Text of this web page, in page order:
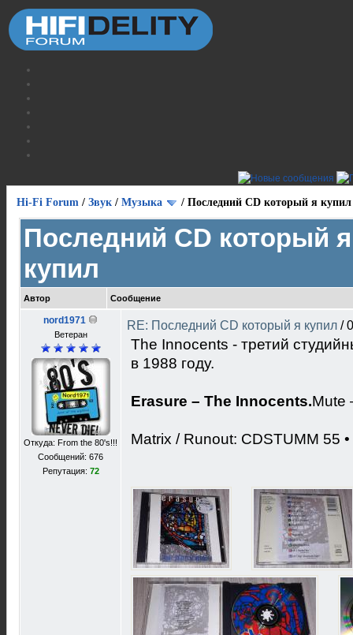
Hi-Fi Forum / Звук / Музыка / Последний CD который я купил
Последний CD который я
купил
Автор Сообщение
nord1971
Ветеран
Откуда: From the 80's!!!
Сообщений: 676
Репутация: 72
RE: Последний CD который я купил /
The Innocents - третий
в 1988 году.
Erasure – The Innocents.Mute
Matrix / Runout: CDSTUMM 55